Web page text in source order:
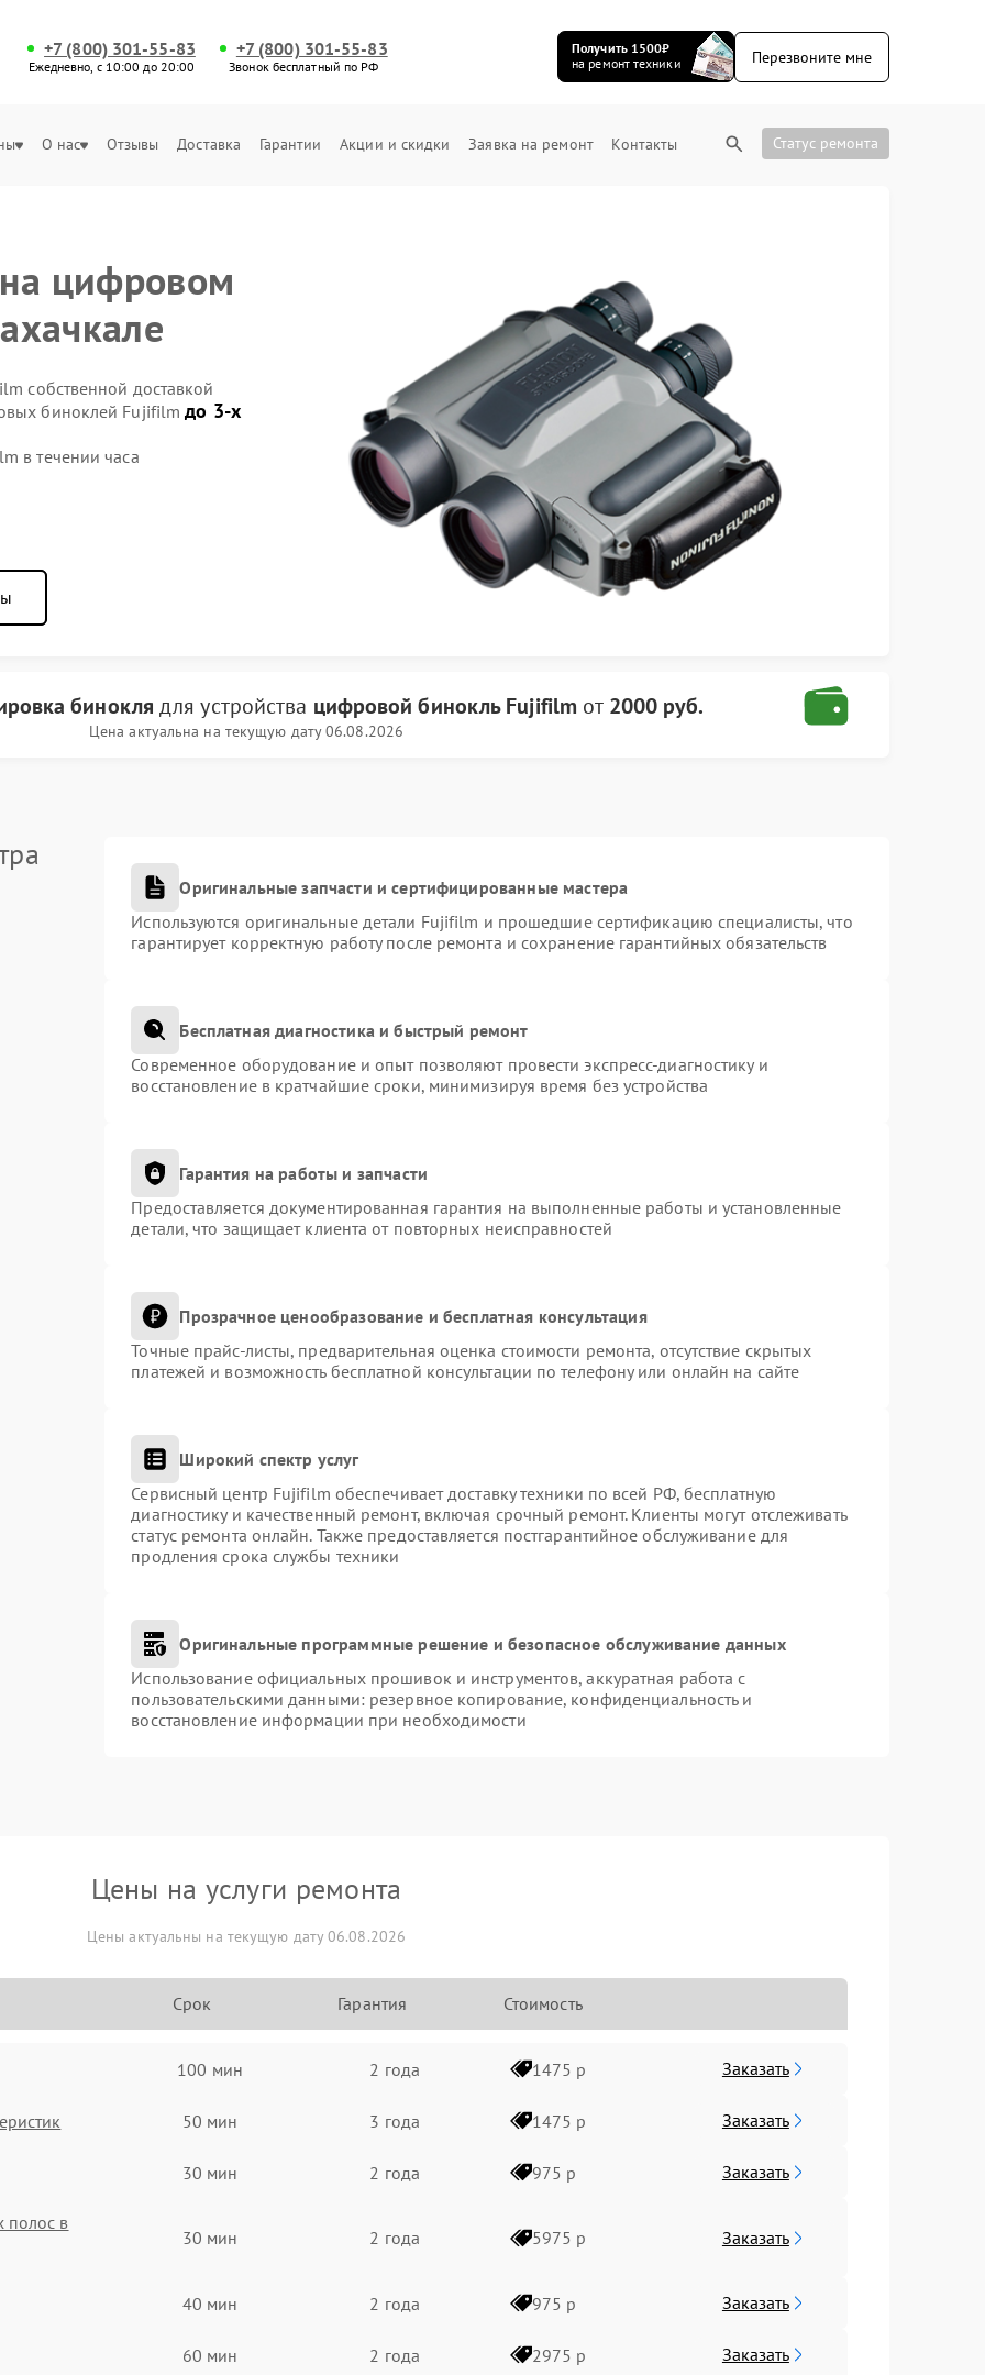
+7 (800) 301-55-83
Ежедневно, с 10:00 до 20:00
+7 (800) 301-55-83
Звонок бесплатный по РФ
Получить 1500₽
на ремонт техники
Перезвоните мне
О нас Отзывы Доставка Гарантии Акции и скидки Заявка на ремонт Контакты Статус ремонта
цифровом
собственной доставкой
биноклей Fujifilmдо 3-х
в течении часа
бинокля для устройства цифровой бинокль Fujifilm от 2000 руб.
Цена актуальна на текущую дату 06.08.2026
Оригинальные запчасти и сертифицированные мастера
Используются оригинальные детали Fujifilm и прошедшие сертификацию специалисты, что
гарантирует корректную работу после ремонта и сохранение гарантийных обязательств
Бесплатная диагностика и быстрый ремонт
Современное оборудование и опыт позволяют провести экспресс-диагностику и
восстановление в кратчайшие сроки, минимизируя время без устройства
Гарантия на работы и запчасти
Предоставляется документированная гарантия на выполненные работы и установленные
детали, что защищает клиента от повторных неисправностей
Прозрачное ценообразование и бесплатная консультация
Точные прайс-листы, предварительная оценка стоимости ремонта, отсутствие скрытых
платежей и возможность бесплатной консультации по телефону или онлайн на сайте
Широкий спектр услуг
Сервисный центр Fujifilm обеспечивает доставку техники по всей РФ, бесплатную
диагностику и качественный ремонт, включая срочный ремонт. Клиенты могут отслеживать
статус ремонта онлайн. Также предоставляется постгарантийное обслуживание для
продления срока службы техники
Оригинальные программные решение и безопасное обслуживание данных
Использование официальных прошивок и инструментов, аккуратная работа с
пользовательскими данными: резервное копирование, конфиденциальность и
восстановление информации при необходимости
Цены на услуги ремонта
Цены актуальны на текущую дату 06.08.2026
Срок Гарантия Стоимость
100 мин 2 года 1475 р Заказать
50 мин 3 года 1475 р Заказать
30 мин 2 года 975 р Заказать
полос в
30 мин 2 года 5975 р Заказать
40 мин 2 года 975 р Заказать
60 мин 2 года 2975 р Заказать